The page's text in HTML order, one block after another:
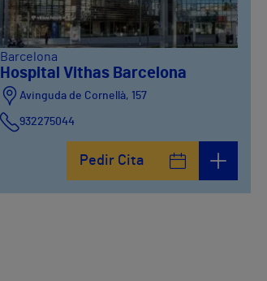
Barcelona
Hospital Vithas Barcelona
Avinguda de Cornellà, 157
932275044
Pedir Cita